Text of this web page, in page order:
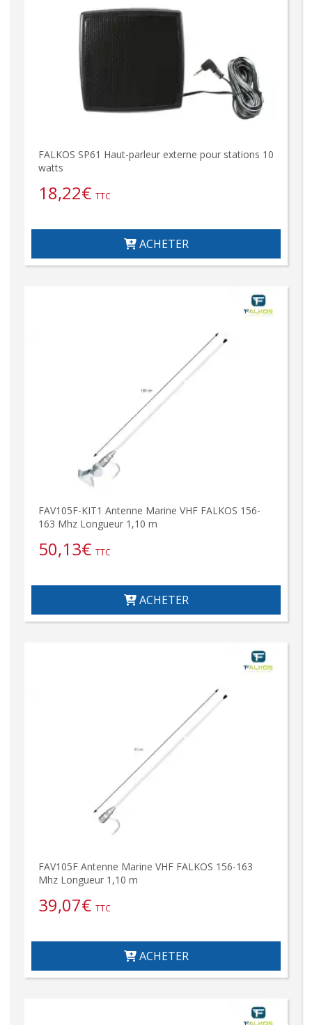
FALKOS SP61 Haut-parleur externe pour stations 10
watts
18,22€ TTC
ACHETER
FAV105F-KIT1 Antenne Marine VHF FALKOS 156-
163 Mhz Longueur 1,10 m
50,13€ TTC
ACHETER
FAV105F Antenne Marine VHF FALKOS 156-163
Mhz Longueur 1,10 m
39,07€ TTC
ACHETER